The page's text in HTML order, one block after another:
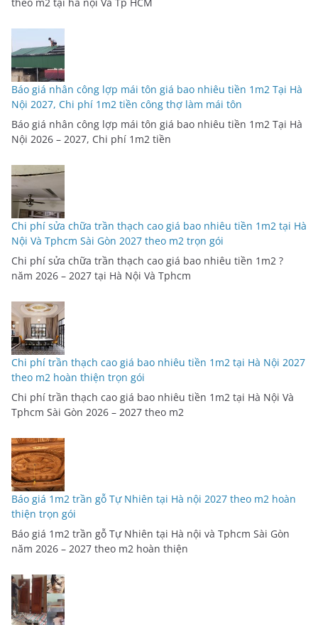
theo m2 tại hà nội Và Tp HCM
Báo giá nhân công lợp mái tôn giá bao nhiêu tiền 1m2 Tại Hà
Nội 2027, Chi phí 1m2 tiền công thợ làm mái tôn
Báo giá nhân công lợp mái tôn giá bao nhiêu tiền 1m2 Tại Hà
Nội 2026 – 2027, Chi phí 1m2 tiền
Chi phí sửa chữa trần thạch cao giá bao nhiêu tiền 1m2 tại Hà
Nội Và Tphcm Sài Gòn 2027 theo m2 trọn gói
Chi phí sửa chữa trần thạch cao giá bao nhiêu tiền 1m2 ?
năm 2026 – 2027 tại Hà Nội Và Tphcm
Chi phí trần thạch cao giá bao nhiêu tiền 1m2 tại Hà Nội 2027
theo m2 hoàn thiện trọn gói
Chi phí trần thạch cao giá bao nhiêu tiền 1m2 tại Hà Nội Và
Tphcm Sài Gòn 2026 – 2027 theo m2
Báo giá 1m2 trần gỗ Tự Nhiên tại Hà nội 2027 theo m2 hoàn
thiện trọn gói
Báo giá 1m2 trần gỗ Tự Nhiên tại Hà nội và Tphcm Sài Gòn
năm 2026 – 2027 theo m2 hoàn thiện